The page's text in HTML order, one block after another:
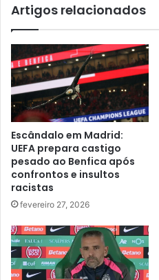
Artigos relacionados
Escândalo em Madrid:
UEFA prepara castigo
pesado ao Benfica após
confrontos e insultos
racistas
fevereiro 27, 2026